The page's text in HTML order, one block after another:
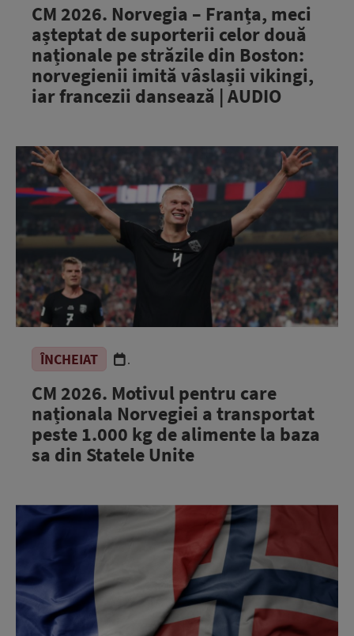
CM 2026. Norvegia – Franța, meci
așteptat de suporterii celor două
naționale pe străzile din Boston:
norvegienii imită vâslașii vikingi,
iar francezii dansează | AUDIO
ÎNCHEIAT .
CM 2026. Motivul pentru care
naționala Norvegiei a transportat
peste 1.000 kg de alimente la baza
sa din Statele Unite